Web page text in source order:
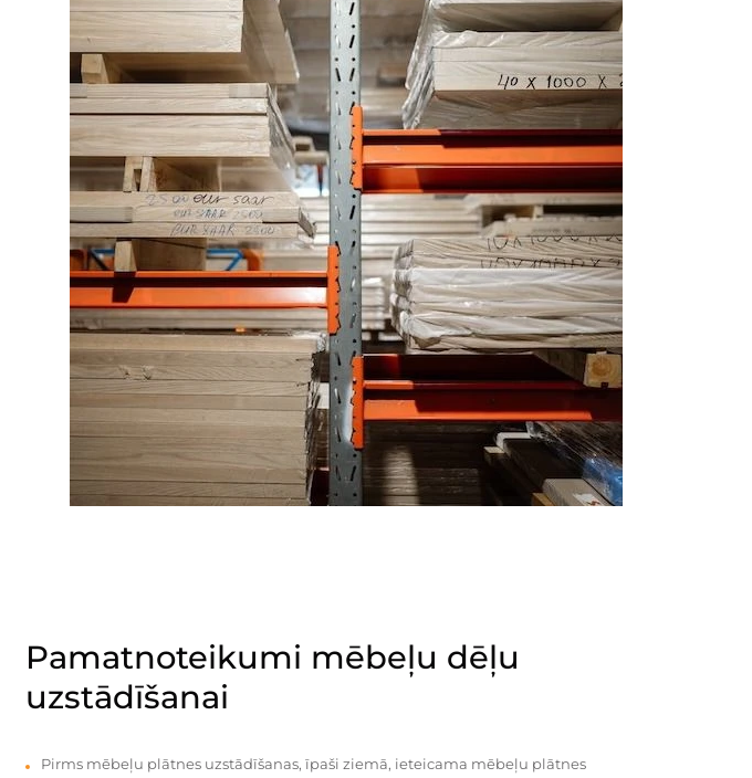
Pamatnoteikumi mēbeļu dēļu
uzstādīšanai
Pirms mēbeļu plātnes uzstādīšanas, īpaši ziemā, ieteicama mēbeļu plātnes